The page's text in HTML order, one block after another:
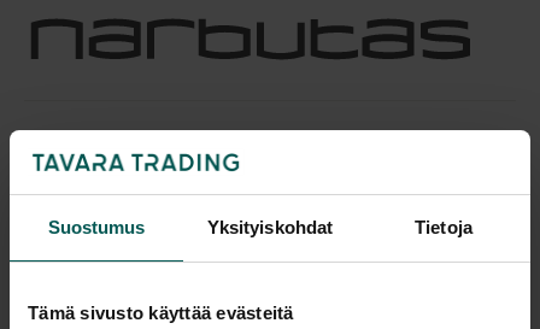
Suostumus Yksityiskohdat Tietoja
Tämä sivusto käyttää evästeitä
Tuotekuvaus
tilan eri käyttötarkoituksiin. Säilytyksessä pöydät